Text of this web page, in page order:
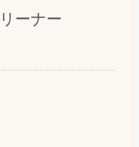
ーナー